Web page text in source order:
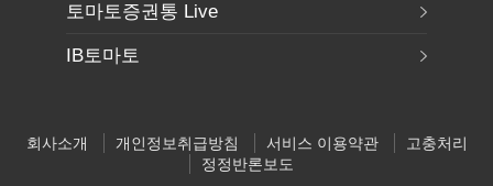
토마토증권통 Live
IB토마토
회사소개 개인정보취급방침 서비스 이용약관
고충처리
정정반론보도